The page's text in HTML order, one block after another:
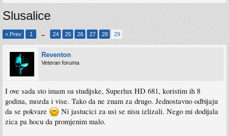
Slusalice
< Prev 1 ← 24 25 26 27 28 29
Reventon
Veteran foruma
I ove sada sto imam su studijske, Superlux HD 681, koristim ih 8
godina, mozda i vise. Tako da ne znam za drugo. Jednostavno odbijaju
da se pokvare
Ni jastucici za usi se nisu izlizali. Nego mi dodijala
zica pa hocu da promjenim malo.